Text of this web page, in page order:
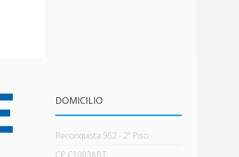
DOMICILIO
Reconquista 962 - 2º Piso
CP C1003ABT